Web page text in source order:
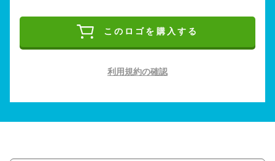
このロゴを購入する
利用規約の確認